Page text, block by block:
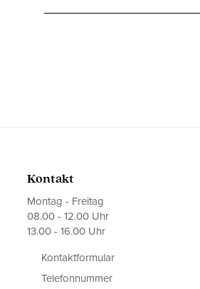
Kontakt
Montag - Freitag
08.00 - 12.00 Uhr
13.00 - 16.00 Uhr
Kontaktformular
Telefonnummer